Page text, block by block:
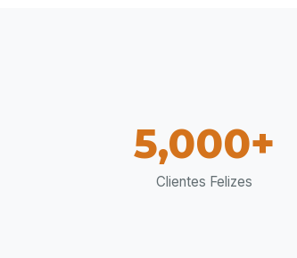
5,000+
Clientes Felizes